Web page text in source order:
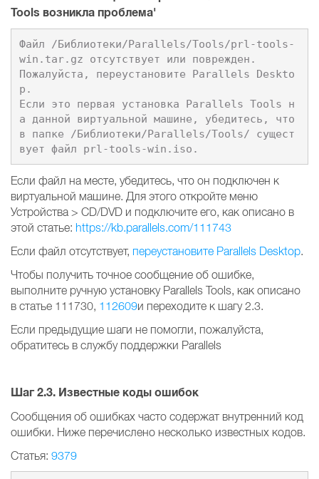
Tools возникла проблема'
Файл /Библиотеки/Parallels/Tools/prl-tools-
win.tar.gz отсутствует или поврежден.
Пожалуйста, переустановите Parallels Deskto
p.
Если это первая установка Parallels Tools н
а данной виртуальной машине, убедитесь, что
в папке /Библиотеки/Parallels/Tools/ сущест
Если файл на месте, убедитесь, что он подключен к
виртуальной машине. Для этого откройте меню
Устройства > CD/DVD и подключите его, как описано в
этой статье: https://kb.parallels.com/111743
Если файл отсутствует, переустановите Parallels Desktop.
Чтобы получить точное сообщение об ошибке,
выполните ручную установку Parallels Tools, как описано
в статье 111730, 112609и переходите к шагу 2.3.
Если предыдущие шаги не помогли, пожалуйста,
обратитесь в службу поддержки Parallels
Шаг 2.3. Известные коды ошибок
Сообщения об ошибках часто содержат внутренний код
ошибки. Ниже перечислено несколько известных кодов.
Статья: 9379